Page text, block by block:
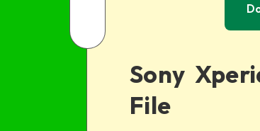
Email
on
WhatsAppSony
File